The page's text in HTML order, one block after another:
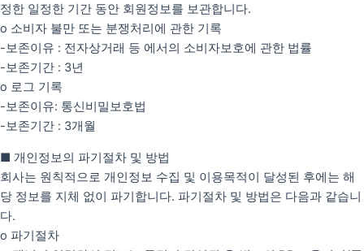
정한 일정한 기간 동안 회원정보를 보관합니다.
o 소비자 불만 또는 분쟁처리에 관한 기록
-보존이유 : 전자상거래 등 에서의 소비자보호에 관한 법률
-보존기간 : 3년
o 로그 기록
-보존이유: 통신비밀보호법
-보존기간 : 3개월
■ 개인정보의 파기절차 및 방법
회사는 원칙적으로 개인정보 수집 및 이용목적이 달성된 후에는 해
당 정보를 지체 없이 파기합니다. 파기절차 및 방법은 다음과 같습니
다.
o 파기절차